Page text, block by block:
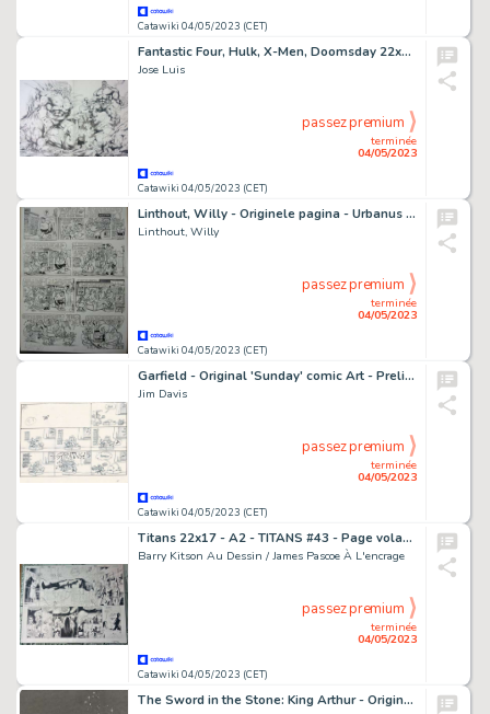
Catawiki 04/05/2023 (CET)
Fantastic Four, Hulk, X-Men, Doomsday 22x17 inches -A2 - Encré - Jose Luis - Doomsday VS Hulk, the Thing (FF), Juggernaut and the Rhino - Page volante - Exemplaire unique - (2011)
Jose Luis
Catawiki 04/05/2023 (CET)
terminée
04/05/2023
passez premium
Linthout, Willy - Originele pagina - Urbanus 67 - De vergeten Willy - (1998)
Linthout, Willy
Catawiki 04/05/2023 (CET)
terminée
04/05/2023
passez premium
Garfield - Original 'Sunday' comic Art - Preliminary gag - (1989)
Jim Davis
Catawiki 04/05/2023 (CET)
terminée
04/05/2023
passez premium
Titans 22x17 - A2 - TITANS #43 - Page volante - Exemplaire unique - (2002)
Barry Kitson Au Dessin / James Pascoe À L'encrage
Catawiki 04/05/2023 (CET)
terminée
04/05/2023
passez premium
The Sword in the Stone: King Arthur - Original Drawing - Jaume Esteve - Signed - Pencil Art - 50 x 35 cm - Original Artwork